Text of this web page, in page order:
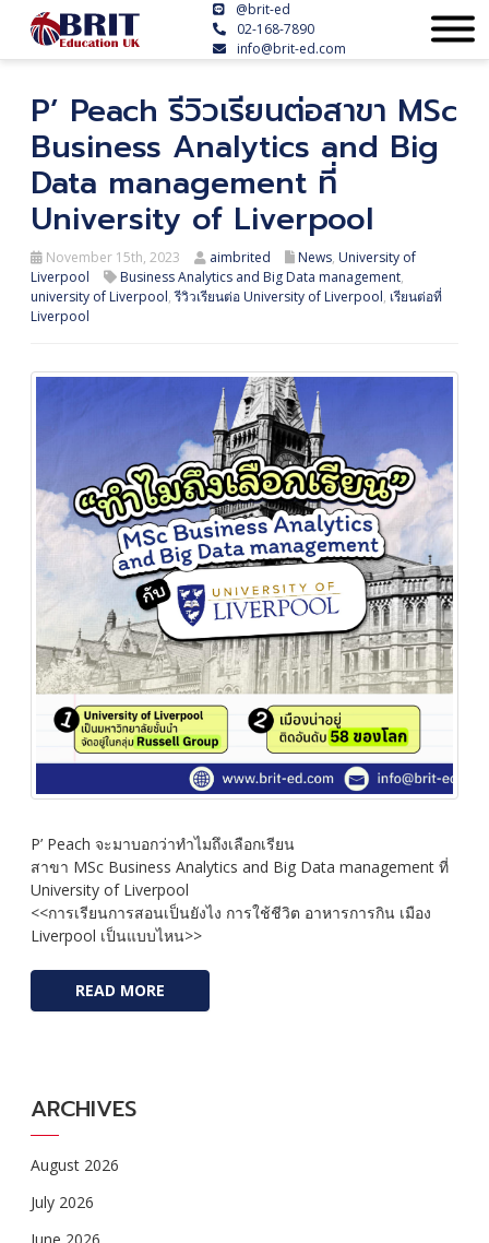
@brit-ed
02-168-7890
info@brit-ed.com
P’ Peach รีวิวเรียนต่อสาขา MSc
Business Analytics and Big
Data management ที่
University of Liverpool
November 15th, 2023 aimbrited News, University of
Liverpool
Business Analytics and Big Data management,
university of Liverpool,รีวิวเรียนต่อ University of Liverpool, เรียนต่อที่
Liverpool
P’ Peach จะมาบอกว่าทำไมถึงเลือกเรียน
สาขา MSc Business Analytics and Big Data management ที่
University of Liverpool
<<การเรียนการสอนเป็นยังไง การใช้ชีวิต อาหารการกิน เมือง
Liverpool เป็นแบบไหน>>
READ MORE
ARCHIVES
August 2026
July 2026